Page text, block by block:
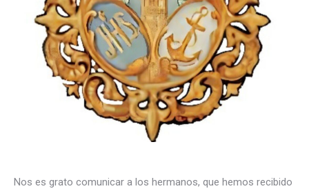
Nos es grato comunicar a los hermanos, que hemos recibido